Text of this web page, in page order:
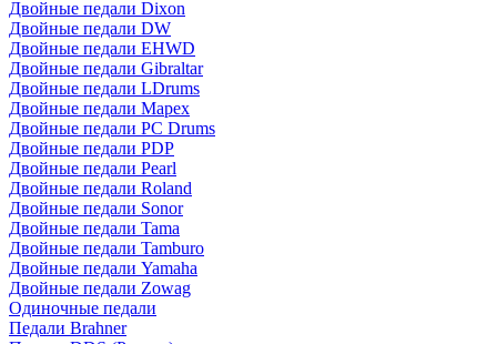
Двойные педали Dixon
Двойные педали DW
Двойные педали EHWD
Двойные педали Gibraltar
Двойные педали LDrums
Двойные педали Mapex
Двойные педали PC Drums
Двойные педали PDP
Двойные педали Pearl
Двойные педали Roland
Двойные педали Sonor
Двойные педали Tama
Двойные педали Tamburo
Двойные педали Yamaha
Двойные педали Zowag
Одиночные педали
Педали Brahner